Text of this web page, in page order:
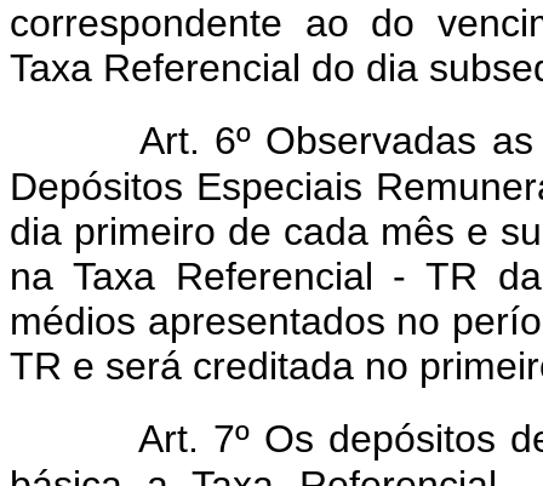
correspondente ao do
Taxa Referencial do dia
Art. 6º Observadas
Depósitos Especiais
dia primeiro de cada mês e
na Taxa Referencial - TR
médios apresentados no
TR e será creditada no
Art. 7º Os depósitos